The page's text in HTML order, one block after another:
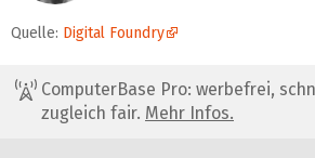
Quelle: Digital Foundry
ComputerBase Pro: werbefrei,
zugleich fair. Mehr Infos.